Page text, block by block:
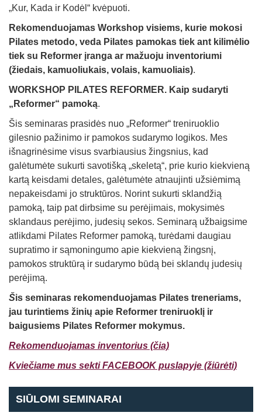
„Kur, Kada ir Kodėl“ kvėpuoti.
Rekomenduojamas Workshop visiems, kurie mokosi
Pilates metodo, veda Pilates pamokas tiek ant kilimėlio
tiek su Reformer įranga ar mažuoju inventoriumi
(žiedais, kamuoliukais, volais, kamuoliais).
WORKSHOP PILATES REFORMER. Kaip sudaryti
„Reformer“ pamoką.
Šis seminaras prasidės nuo „Reformer“ treniruoklio
gilesnio pažinimo ir pamokos sudarymo logikos. Mes
išnagrinėsime visus svarbiausius žingsnius, kad
galėtumėte sukurti savotišką „skeletą“, prie kurio kiekvieną
kartą keisdami detales, galėtumėte atnaujinti užsiėmimą
nepakeisdami jo struktūros. Norint sukurti sklandžią
pamoką, taip pat dirbsime su perėjimais, mokysimės
sklandaus perėjimo, judesių sekos. Seminarą užbaigsime
atlikdami Pilates Reformer pamoką, turėdami daugiau
supratimo ir sąmoningumo apie kiekvieną žingsnį,
pamokos struktūrą ir sudarymo būdą bei sklandų judesių
perėjimą.
Šis seminaras rekomenduojamas Pilates treneriams,
jau turintiems žinių apie Reformer treniruoklį ir
baigusiems Pilates Reformer mokymus.
Rekomenduojamas inventorius (čia)
Kviečiame mus sekti FACEBOOK puslapyje (žiūrėti)
SIŪLOMI SEMINARAI